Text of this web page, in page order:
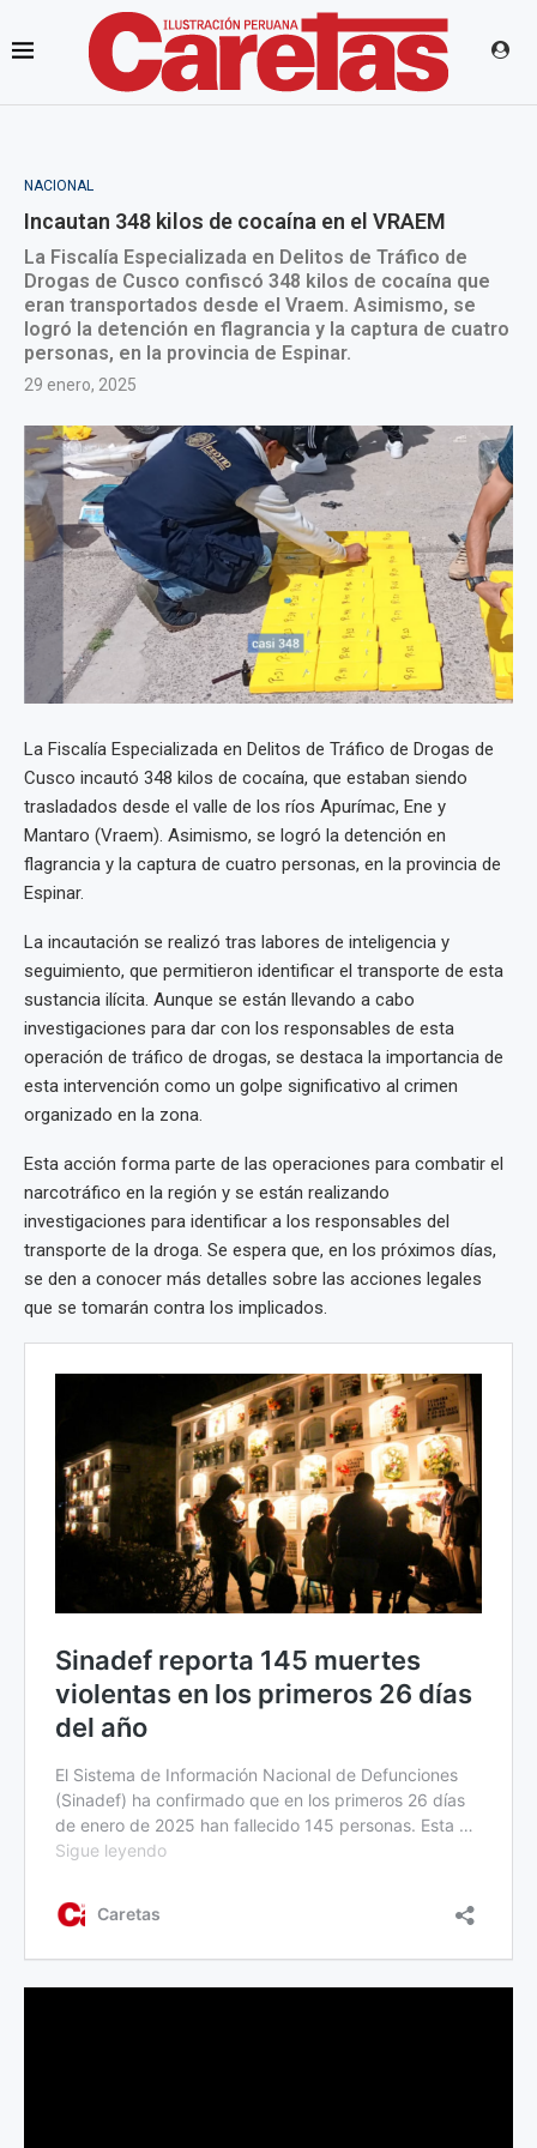
NACIONAL
Incautan 348 kilos de cocaína en el VRAEM
La Fiscalía Especializada en Delitos de Tráfico de
Drogas de Cusco confiscó 348 kilos de cocaína que
eran transportados desde el Vraem. Asimismo, se
logró la detención en flagrancia y la captura de cuatro
personas, en la provincia de Espinar.
29 enero, 2025
La Fiscalía Especializada en Delitos de Tráfico de Drogas de
Cusco incautó 348 kilos de cocaína, que estaban siendo
trasladados desde el valle de los ríos Apurímac, Ene y
Mantaro (Vraem). Asimismo, se logró la detención en
flagrancia y la captura de cuatro personas, en la provincia de
Espinar.
La incautación se realizó tras labores de inteligencia y
seguimiento, que permitieron identificar el transporte de esta
sustancia ilícita. Aunque se están llevando a cabo
investigaciones para dar con los responsables de esta
operación de tráfico de drogas, se destaca la importancia de
esta intervención como un golpe significativo al crimen
organizado en la zona.
Esta acción forma parte de las operaciones para combatir el
narcotráfico en la región y se están realizando
investigaciones para identificar a los responsables del
transporte de la droga. Se espera que, en los próximos días,
se den a conocer más detalles sobre las acciones legales
que se tomarán contra los implicados.